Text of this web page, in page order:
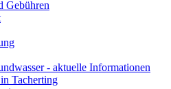
Gebühren
- aktuelle Informationen
Tacherting